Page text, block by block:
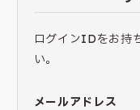
ログインIDをお持
い。
メールアドレス